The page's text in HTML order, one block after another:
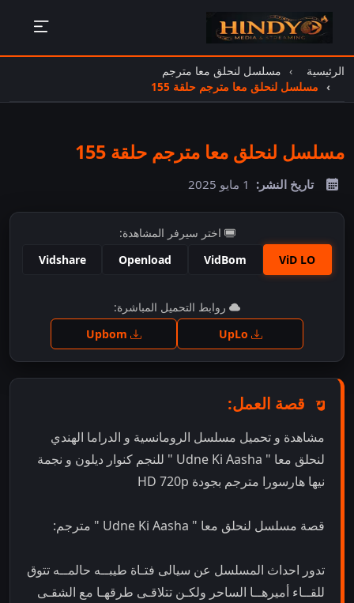
الرئيسية
مسلسل لنحلق معا مترجم
مسلسل لنحلق معا مترجم حلقة 155
مسلسل لنحلق معا مترجم حلقة 155
تاريخ النشر: 1 مايو 2025
اختر سيرفر المشاهدة:
ViD LO
VidBom
Openload
Vidshare
اضغط للمشاهدة
روابط التحميل المباشرة:
قصة العمل:
مشاهدة و تحميل مسلسل الرومانسية و الدراما الهندي
لنحلق معا " Udne Ki Aasha " للنجم كنوار ديلون و نجمة
نيها هارسورا مترجم بجودة HD 720p
قصة مسلسل لنحلق معا " Udne Ki Aasha " مترجم:
تدور احداث المسلسل عن سيالى فتـاة طيبــه حالمــه تتوق
للقــاء أميرهــا الساحر ولكـن تتلاقـى طرقهـا مع الشقـى